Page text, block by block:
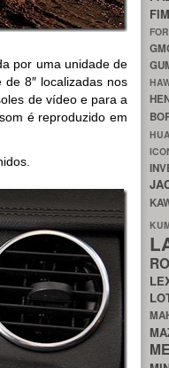
por uma unidade de
8″ localizadas nos
de vídeo e para a
é reproduzido em